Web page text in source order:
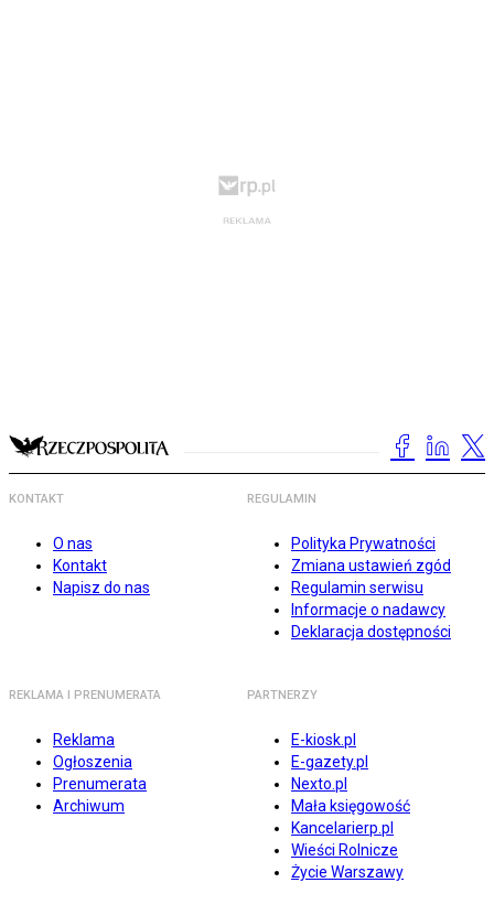
KONTAKT
O nas
Kontakt
Napisz do nas
REGULAMIN
Polityka Prywatności
Zmiana ustawień zgód
Regulamin serwisu
Informacje o nadawcy
Deklaracja dostępności
REKLAMA I PRENUMERATA
Reklama
Ogłoszenia
Prenumerata
Archiwum
PARTNERZY
E-kiosk.pl
E-gazety.pl
Nexto.pl
Mała księgowość
Kancelarierp.pl
Wieści Rolnicze
Życie Warszawy